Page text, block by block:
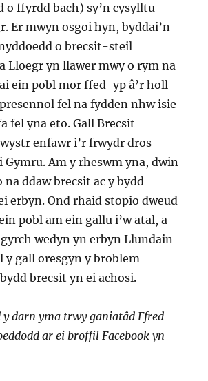
o ffyrdd bach) sy’n cysylltu
Er mwyn osgoi hyn, byddai’n
o brecsit-steil
Lloegr yn llawer mwy o rym na
ein pobl mor ffed-yp â’r holl
fel na fydden nhw isie
fel yna eto. Gall Brecsit
enfawr i’r frwydr dros
Am y rheswm yna, dwin
ddaw brecsit ac y bydd
erbyn. Ond rhaid stopio dweud
pobl am ein gallu i’w atal, a
wedyn yn erbyn Llundain
y gall oresgyn y broblem
brecsit yn ei achosi.
y darn yma trwy ganiatâd Ffred
ar ei broffil Facebook yn